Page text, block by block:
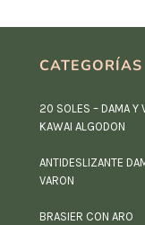
CATEGORÍAS
20 SOLES – DAMA Y
KAWAI ALGODON
ANTIDESLIZANTE
VARON
BRASIER CON ARO